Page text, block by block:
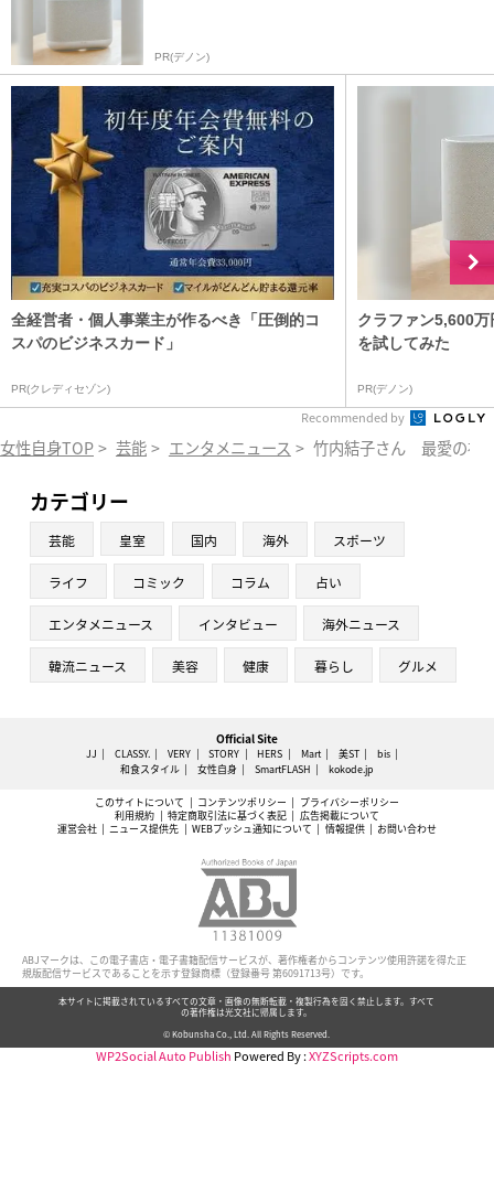
PR(デノン)
全経営者・個人事業主が作るべき「圧倒的コ
スパのビジネスカード」
PR(クレディセゾン)
クラファン5,600
を試してみた
PR(デノン)
Recommended by
女性自身TOP > 芸能 > エンタメニュース > 竹内結子さん 最愛の祖
カテゴリー
芸能 皇室 国内 海外 スポーツ
ライフ コミック コラム 占い
エンタメニュース インタビュー 海外ニュース
韓流ニュース 美容 健康 暮らし グルメ
Official Site
JJ CLASSY. VERY STORY HERS Mart 美ST
bis
和食スタイル
女性自身 SmartFLASH kokode.jp
このサイトについて コンテンツポリシー
プライバシーポリシー
利用規約
特定商取引法に基づく表記
広告掲載について
運営会社
ニュース提供先 WEBプッシュ通知について 情報提供 お問い合わせ
ABJマークは、この電子書店・電子書籍配信サービスが、著作権者からコンテンツ使用許諾を得た正
規版配信サービスであることを示す登録商標（登録番号 第6091713号）です。
本サイトに掲載されているすべての文章・画像の無断転載・複製行為を固く禁止します。すべて
の著作権は光文社に帰属します。
© Kobunsha Co., Ltd. All Rights Reserved.
WP2Social Auto Publish Powered By :XYZScripts.com